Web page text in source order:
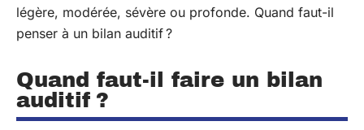
légère, modérée, sévère ou profonde. Quand faut-il
penser à un bilan auditif ?
Quand faut-il faire un bilan
auditif ?